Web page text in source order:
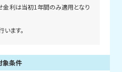
利は当初1年間のみ適用となり
ます。
象条件